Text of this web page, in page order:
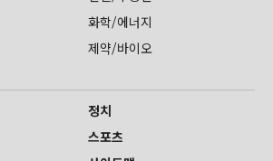
화학/에너지
제약/바이오
정치
스포츠